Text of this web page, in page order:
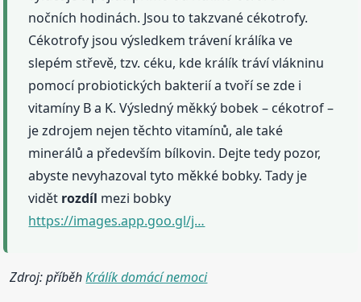
nočních hodinách. Jsou to takzvané cékotrofy.
Cékotrofy jsou výsledkem trávení králíka ve
slepém střevě, tzv. céku, kde králík tráví vlákninu
pomocí probiotických bakterií a tvoří se zde i
vitamíny B a K. Výsledný měkký bobek – cékotrof –
je zdrojem nejen těchto vitamínů, ale také
minerálů a především bílkovin. Dejte tedy pozor,
abyste nevyhazoval tyto měkké bobky. Tady je
vidět rozdíl mezi bobky
https://images.app.goo.gl/j…
Zdroj: příběhKrálík domácí nemoci